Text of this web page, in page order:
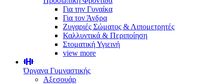
Για την Γυναίκα
Για τον Άνδρα
Ζυγαριές Σώματος & Λιπομετρητές
Καλλυντικά & Περιποίηση
Στοματική Υγιεινή
view more
Όργανα Γυμναστικής
Αξεσουάρ